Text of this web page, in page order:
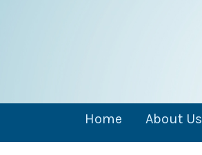
Home About Us